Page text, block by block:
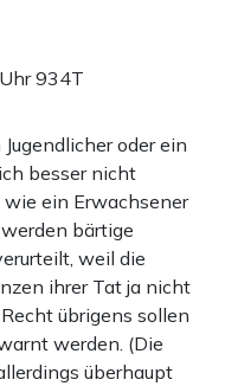
934T
oder ein
besser nicht
ein Erwachsener
bärtige
weil die
ihrer Tat ja nicht
übrigens sollen
werden. (Die
überhaupt